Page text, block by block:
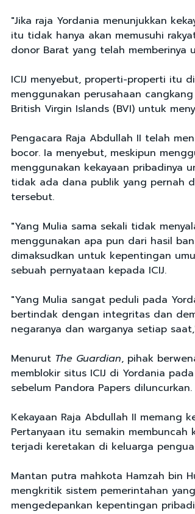
"Jika raja Yordania menunjukkan
itu tidak hanya akan memusuhi
donor Barat yang telah memberinya
ICIJ menyebut, properti-properti itu
menggunakan perusahaan
British Virgin Islands (BVI) untuk
Pengacara Raja Abdullah II telah
bocor. Ia menyebut, meskipun
menggunakan kekayaan pribadinya
tidak ada dana publik yang pernah
tersebut.
"Yang Mulia sama sekali tidak
menggunakan apa pun dari hasil
dimaksudkan untuk kepentingan
sebuah pernyataan kepada ICIJ.
"Yang Mulia sangat peduli pada
bertindak dengan integritas dan
negaranya dan warganya setiap
Menurut The Guardian, pihak
memblokir situs ICIJ di Yordania
sebelum Pandora Papers diluncurkan.
Kekayaan Raja Abdullah II memang
Pertanyaan itu semakin
terjadi keretakan di keluarga
Mantan putra mahkota Hamzah bin
mengkritik sistem pemerintahan
mengedepankan kepentingan